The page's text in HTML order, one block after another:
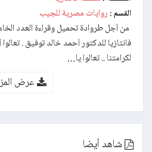
القسم : روايات مصرية للجيب
من أجل طروادة تحميل وقراءة العدد
فانتازيا للدكتور أحمد خالد توفيق .
لكرامتنا .. تعالوا يا…
عرض
شاهد أيضا